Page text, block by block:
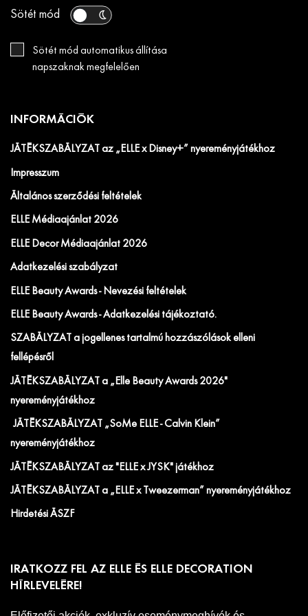
Sötét mód
Sötét mód automatikus állítása
napszaknak megfelelően
INFORMÁCIÓK
JÁTÉKSZABÁLYZAT az „ELLE x Disney+” nyereményjátékhoz
Impresszum
Általános szerződési feltételek
ELLE Médiaajánlat 2026
ELLE Decor Médiaajánlat 2026
Adatkezelési szabályzat
ELLE Beauty Awards - Nevezési feltételek
ELLE Beauty Awards - Adatkezelési tájékoztató.
SZABÁLYZAT a jogellenes tartalmú hozzászólások elleni
fellépésről
JÁTÉKSZABÁLYZAT a „Elle Beauty Awards 2026"
nyereményjátékhoz
JÁTÉKSZABÁLYZAT „SoMe ELLE - Calvin Klein”
nyereményjátékhoz
JÁTÉKSZABÁLYZAT az "ELLE x JYSK" játékhoz
JÁTÉKSZABÁLYZAT a „ELLE x Tweezerman” nyereményjátékhoz
Hirdetési ÁSZF
IRATKOZZ FEL AZ ELLE ÉS ELLE DECORATION
HÍRLEVELÉRE!